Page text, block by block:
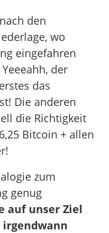
den
wo
eingefahren
der
das
Die anderen
die Richtigkeit
Bitcoin + allen
zum
genug
auf unser Ziel